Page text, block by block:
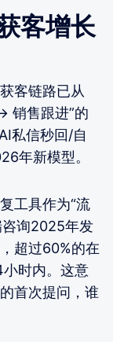
客增长
客链路已从
销售跟进”的
私信秒回/自
年新模型。
工具作为“流
咨询2025年发
超过60%的在
时内。这意
首次提问，谁